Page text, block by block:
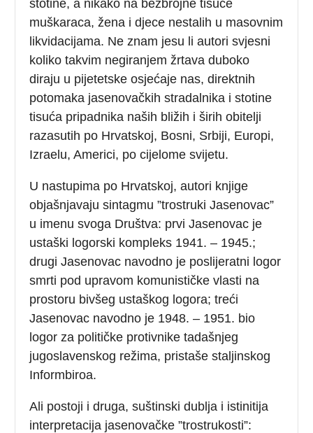
stotine, a nikako na bezbrojne tisuće
muškaraca, žena i djece nestalih u masovnim
likvidacijama. Ne znam jesu li autori svjesni
koliko takvim negiranjem žrtava duboko
diraju u pijetetske osjećaje nas, direktnih
potomaka jasenovačkih stradalnika i stotine
tisuća pripadnika naših bližih i širih obitelji
razasutih po Hrvatskoj, Bosni, Srbiji, Europi,
Izraelu, Americi, po cijelome svijetu.
U nastupima po Hrvatskoj, autori knjige
objašnjavaju sintagmu ”trostruki Jasenovac”
u imenu svoga Društva: prvi Jasenovac je
ustaški logorski kompleks 1941. – 1945.;
drugi Jasenovac navodno je poslijeratni logor
smrti pod upravom komunističke vlasti na
prostoru bivšeg ustaškog logora; treći
Jasenovac navodno je 1948. – 1951. bio
logor za političke protivnike tadašnjeg
jugoslavenskog režima, pristaše staljinskog
Informbiroa.
Ali postoji i druga, suštinski dublja i istinitija
interpretacija jasenovačke ”trostrukosti”: